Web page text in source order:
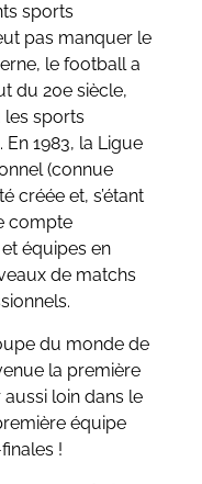
sports
pas manquer le
le football a
du 20e siècle,
sports
1983, la Ligue
(connue
créée et, s’étant
compte
équipes en
de matchs
du monde de
la première
loin dans le
équipe
!